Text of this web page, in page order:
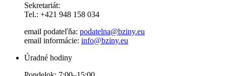
Sekretariát:
Tel.: +421 948 158 034
email podateľňa: podatelna@bziny.eu
email informácie: info@bziny.eu
Úradné hodiny